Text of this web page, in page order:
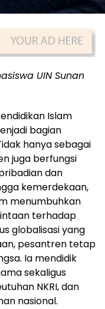
UIN Sunan
Islam
bagian
hanya sebagai
juga berfungsi
dan
kemerdekaan,
menumbuhkan
terhadap
globalisasi yang
pesantren tetap
Ia mendidik
sekaligus
NKRI, dan
nasional.